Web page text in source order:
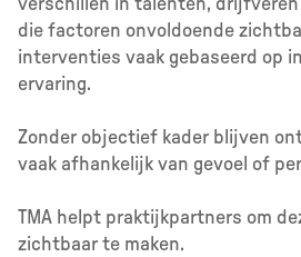
verschillen in talenten, drijfveren
die factoren onvoldoende
interventies vaak gebaseerd op
ervaring.
Zonder objectief kader blijven
vaak afhankelijk van gevoel of
TMA helpt praktijkpartners om
zichtbaar te maken.